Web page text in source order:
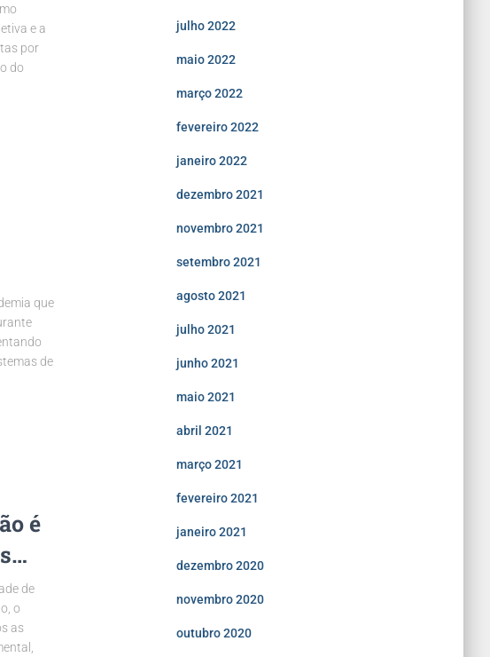
e a
por
do
que
de
é
de
o
as
julho 2022
maio 2022
março 2022
fevereiro 2022
janeiro 2022
dezembro 2021
novembro 2021
setembro 2021
agosto 2021
julho 2021
junho 2021
maio 2021
abril 2021
março 2021
fevereiro 2021
janeiro 2021
dezembro 2020
novembro 2020
outubro 2020